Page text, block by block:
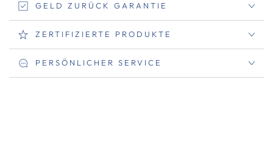
GELD ZURÜCK GARANTIE
ZERTIFIZIERTE PRODUKTE
PERSÖNLICHER SERVICE